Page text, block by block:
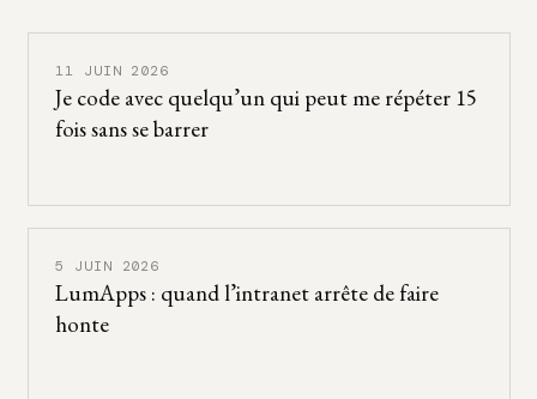
11 JUIN 2026
Je code avec quelqu’un qui peut me répéter 15
fois sans se barrer
5 JUIN 2026
LumApps : quand l’intranet arrête de faire
honte